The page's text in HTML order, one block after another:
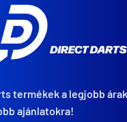
termékek a legjobb
ajánlatokra!